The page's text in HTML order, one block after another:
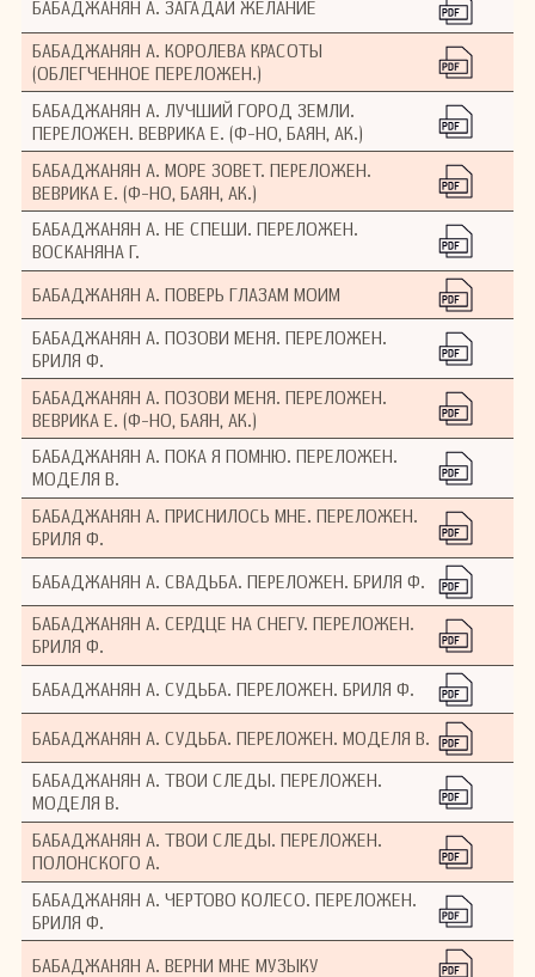
БАБАДЖАНЯН А. ЗАГАДАЙ ЖЕЛАНИЕ
БАБАДЖАНЯН А. КОРОЛЕВА КРАСОТЫ
(ОБЛЕГЧЕННОЕ ПЕРЕЛОЖЕН.)
БАБАДЖАНЯН А. ЛУЧШИЙ ГОРОД ЗЕМЛИ.
ПЕРЕЛОЖЕН. ВЕВРИКА Е. (Ф-НО, БАЯН, АК.)
БАБАДЖАНЯН А. МОРЕ ЗОВЕТ. ПЕРЕЛОЖЕН.
ВЕВРИКА Е. (Ф-НО, БАЯН, АК.)
БАБАДЖАНЯН А. НЕ СПЕШИ. ПЕРЕЛОЖЕН.
ВОСКАНЯНА Г.
БАБАДЖАНЯН А. ПОВЕРЬ ГЛАЗАМ МОИМ
БАБАДЖАНЯН А. ПОЗОВИ МЕНЯ. ПЕРЕЛОЖЕН.
БРИЛЯ Ф.
БАБАДЖАНЯН А. ПОЗОВИ МЕНЯ. ПЕРЕЛОЖЕН.
ВЕВРИКА Е. (Ф-НО, БАЯН, АК.)
БАБАДЖАНЯН А. ПОКА Я ПОМНЮ. ПЕРЕЛОЖЕН.
МОДЕЛЯ В.
БАБАДЖАНЯН А. ПРИСНИЛОСЬ МНЕ. ПЕРЕЛОЖЕН.
БРИЛЯ Ф.
БАБАДЖАНЯН А. СВАДЬБА. ПЕРЕЛОЖЕН. БРИЛЯ Ф.
БАБАДЖАНЯН А. СЕРДЦЕ НА СНЕГУ. ПЕРЕЛОЖЕН.
БРИЛЯ Ф.
БАБАДЖАНЯН А. СУДЬБА. ПЕРЕЛОЖЕН. БРИЛЯ Ф.
БАБАДЖАНЯН А. СУДЬБА. ПЕРЕЛОЖЕН. МОДЕЛЯ В.
БАБАДЖАНЯН А. ТВОИ СЛЕДЫ. ПЕРЕЛОЖЕН.
МОДЕЛЯ В.
БАБАДЖАНЯН А. ТВОИ СЛЕДЫ. ПЕРЕЛОЖЕН.
ПОЛОНСКОГО А.
БАБАДЖАНЯН А. ЧЕРТОВО КОЛЕСО. ПЕРЕЛОЖЕН.
БРИЛЯ Ф.
БАБАДЖАНЯН А. ВЕРНИ МНЕ МУЗЫКУ